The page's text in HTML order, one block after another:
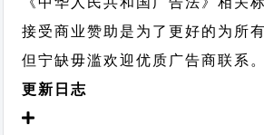
接受商业赞助是为了更好的为所
但宁缺毋滥欢迎优质广告商联系。
更新日志